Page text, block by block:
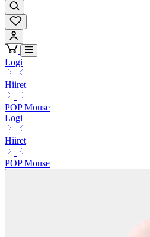
Logi
Hiiret
POP Mouse
Logi
Hiiret
POP Mouse